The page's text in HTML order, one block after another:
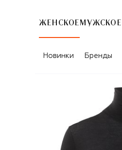
ЖЕНСКОЕ МУЖСКОЕ
Новинки Бренды